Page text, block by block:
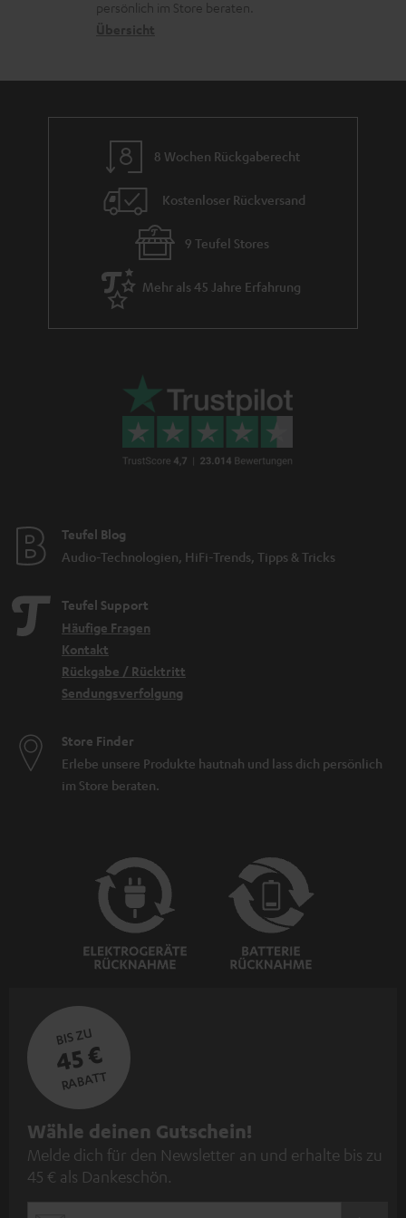
a
i
e
a
h
m
n
persönlich im Store beraten.
8 Wochen Rückgaberecht
Kostenloser Rückversand
9 Teufel Stores
Mehr als 45 Jahre Erfahrung
Teufel Blog
Audio-Technologien, HiFi-Trends, Tipps & Tricks
Teufel Support
Häufige Fragen
Kontakt
Rückgabe / Rücktritt
Sendungsverfolgung
Store Finder
Erlebe unsere Produkte hautnah und lass dich persönlich
im Store beraten.
BIS ZU
45 €
RABATT
N
e
w
Wähle deinen Gutschein!
Melde dich für den Newsletter an und erhalte bis zu
45 € als Dankeschön.